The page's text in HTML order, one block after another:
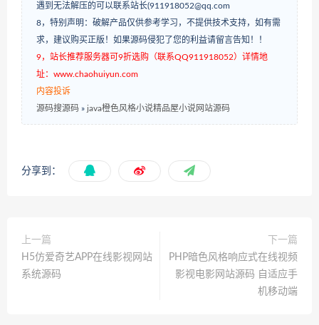
遇到无法解压的可以联系站长(911918052@qq.com
8，特别声明：破解产品仅供参考学习，不提供技术支持，如有需
求，建议购买正版！如果源码侵犯了您的利益请留言告知！！
9，站长推荐服务器可9折选购（联系QQ911918052）详情地
址：www.chaohuiyun.com
内容投诉
源码搜源码 » java橙色风格小说精品屋小说网站源码
分享到：
上一篇
H5仿爱奇艺APP在线影视网站
系统源码
下一篇
PHP暗色风格响应式在线视频
影视电影网站源码 自适应手
机移动端